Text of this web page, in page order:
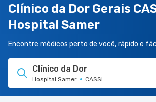
ESPECIALIDADES
HOSPITAIS
TUASAUDE.COM
Clínico da Dor Gerais
Hospital Samer
Encontre médicos perto de você, rápido e
Clínico da Dor
Hospital Samer CASSI